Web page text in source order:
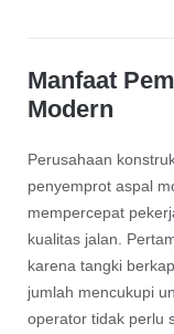
Manfaat
Modern
Perusahaan
penyemprot aspal
mempercepat
kualitas jalan.
karena tangki
jumlah mencukupi
operator tidak perlu